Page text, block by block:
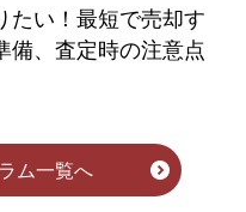
たい！最短で売却す
備、査定時の注意点
ム一覧へ